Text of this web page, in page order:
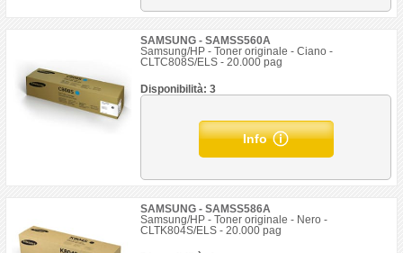
SAMSUNG - SAMSS560A
Samsung/HP - Toner originale - Ciano -
CLTC808S/ELS - 20.000 pag
Disponibilità: 3
Info
SAMSUNG - SAMSS586A
Samsung/HP - Toner originale - Nero -
CLTK804S/ELS - 20.000 pag